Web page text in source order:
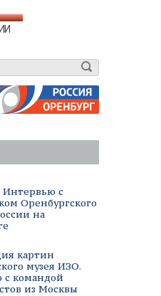
Интервью с
Оренбургского
на
картин
музея ИЗО.
командой
из Москвы